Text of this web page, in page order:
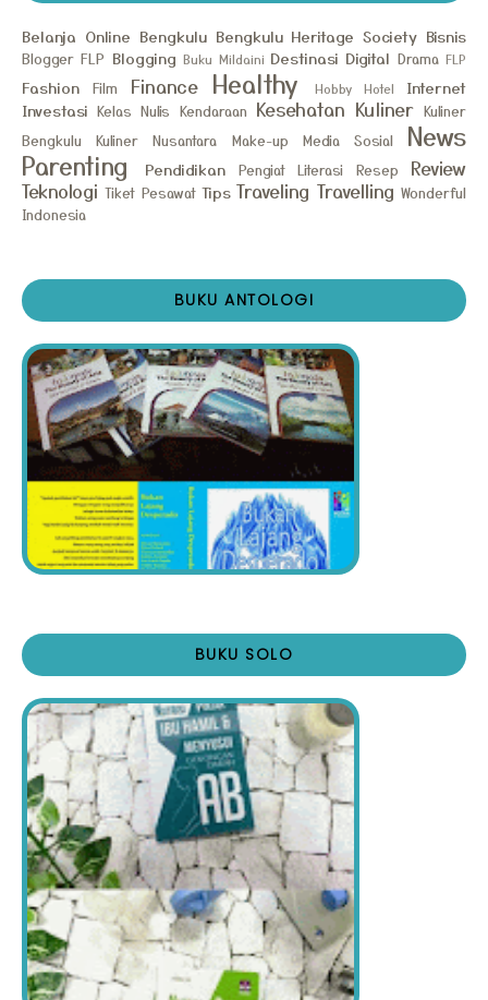
Belanja Online Bengkulu Bengkulu Heritage Society Bisnis
Blogger FLP Blogging Buku Mildaini Destinasi Digital Drama FLP
Fashion Film Finance Healthy Hobby Hotel
Internet
Investasi Kelas Nulis Kendaraan Kesehatan Kuliner Kuliner
Bengkulu
Kuliner Nusantara Make-up Media Sosial
News
Parenting
Pendidikan Pengiat Literasi Resep
Review
Teknologi Tiket Pesawat Tips Traveling Travelling Wonderful
Indonesia
BUKU ANTOLOGI
BUKU SOLO